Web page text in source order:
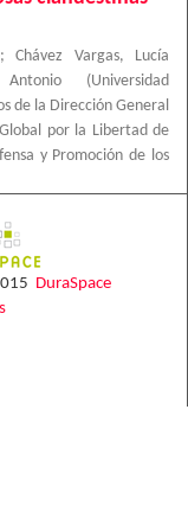
; Chávez Vargas, Lucía
(Universidad
de la Dirección General
por la Libertad de
y Promoción de los
DuraSpace